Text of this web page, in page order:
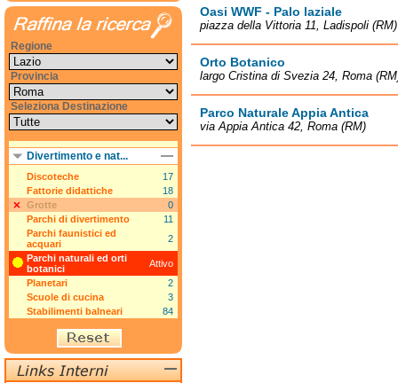
Oasi WWF - Palo laziale
piazza della Vittoria 11, Ladispoli (RM)
Orto Botanico
largo Cristina di Svezia 24, Roma
Parco Naturale Appia Antica
via Appia Antica 42, Roma (RM)
Regione
Provincia
Seleziona Destinazione
Divertimento e nat...
Discoteche
17
Fattorie didattiche
18
Grotte
0
Parchi di divertimento
11
Parchi faunistici ed
acquari
2
Parchi naturali ed orti
botanici
Attivo
Planetari
2
Scuole di cucina
3
Stabilimenti balneari
84